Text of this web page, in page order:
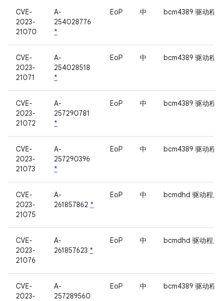
CVE-
2023-
21070
A-
254028776
*
EoP 中 bcm4389 驱动程
CVE-
2023-
21071
A-
254028518
*
EoP 中 bcm4389 驱动程
CVE-
2023-
21072
A-
257290781
*
EoP 中 bcm4389 驱动程
CVE-
2023-
21073
A-
257290396
*
EoP 中 bcm4389 驱动程
CVE-
2023-
21075
A-
261857862 *
EoP 中 bcmdhd 驱动程序
CVE-
2023-
21076
A-
261857623 *
EoP 中 bcmdhd 驱动程序
CVE-
2023-
A-
257289560
EoP 中 bcm4389 驱动程